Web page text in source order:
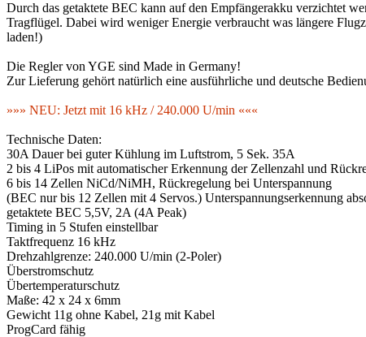
Durch das getaktete BEC kann auf den Empfängerakku verzichtet
Tragflügel. Dabei wird weniger Energie verbraucht was längere
laden!)
Die Regler von YGE sind Made in Germany!
Zur Lieferung gehört natürlich eine ausführliche und deutsche
»»» NEU: Jetzt mit 16 kHz / 240.000 U/min «««
Technische Daten:
30A Dauer bei guter Kühlung im Luftstrom, 5 Sek. 35A
2 bis 4 LiPos mit automatischer Erkennung der Zellenzahl und
6 bis 14 Zellen NiCd/NiMH, Rückregelung bei Unterspannung
(BEC nur bis 12 Zellen mit 4 Servos.) Unterspannungserkennung
getaktete BEC 5,5V, 2A (4A Peak)
Timing in 5 Stufen einstellbar
Taktfrequenz 16 kHz
Drehzahlgrenze: 240.000 U/min (2-Poler)
Überstromschutz
Übertemperaturschutz
Maße: 42 x 24 x 6mm
Gewicht 11g ohne Kabel, 21g mit Kabel
ProgCard fähig